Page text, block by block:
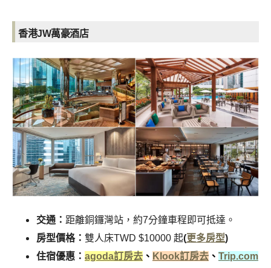
香港JW萬豪酒店
交通： 距離銅鑼灣站，約7分鐘車程即可抵達。
房型價格： 雙人床TWD $10000 起(更多房型)
住宿優惠： agoda訂房去 、 Klook訂房去 、 Trip.com